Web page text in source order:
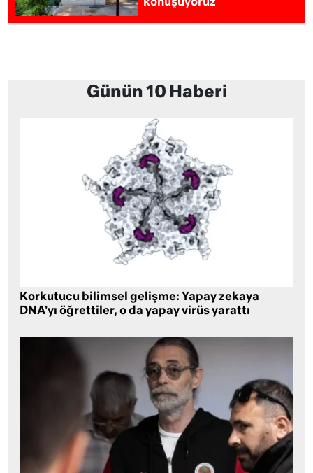
konuşuyoruz
Günün 10 Haberi
Korkutucu bilimsel gelişme: Yapay zekaya
DNA’yı öğrettiler, o da yapay virüs yarattı